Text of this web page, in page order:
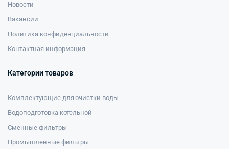
Новости
Вакансии
Политика конфиденциальности
Контактная информация
Категории товаров
Комплектующие для очистки воды
Водоподготовка котельной
Сменные фильтры
Промышленные фильтры